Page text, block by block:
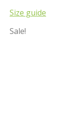
Size guide
Sale!